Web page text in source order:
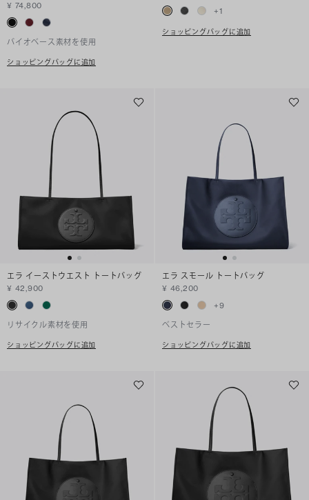
¥ 74,800
バイオベース素材を使用
ショッピングバッグに追加
+1
ショッピングバッグに追加
エラ イーストウエスト トートバッグ
¥ 42,900
リサイクル素材を使用
ショッピングバッグに追加
エラ スモール トートバッグ
¥ 46,200
+9
ベストセラー
ショッピングバッグに追加